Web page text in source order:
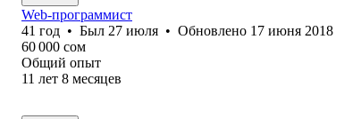
Web-программист
41 год • Был 27 июля • Обновлено 17 июня 2018
60 000 сом
Общий опыт
11 лет 8 месяцев